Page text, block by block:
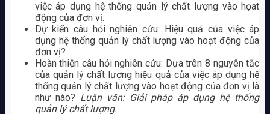
việc áp dụng hệ thống quản lý chất lượng vào họat
động của đơn vị.
Dự kiến câu hỏi nghiên cứu: Hiệu quả của việc áp
dụng hệ thống quản lý chất lượng vào hoạt động của
đơn vị?
Hoàn thiện câu hỏi nghiên cứu: Dựa trên 8 nguyên tắc
của quản lý chất lượng hiệu quả của việc áp dụng hệ
thống quản lý chất lượng vào hoạt động của đơn vị là
như nào? Luận văn: Giải pháp áp dụng hệ thống
quản lý chất lượng.